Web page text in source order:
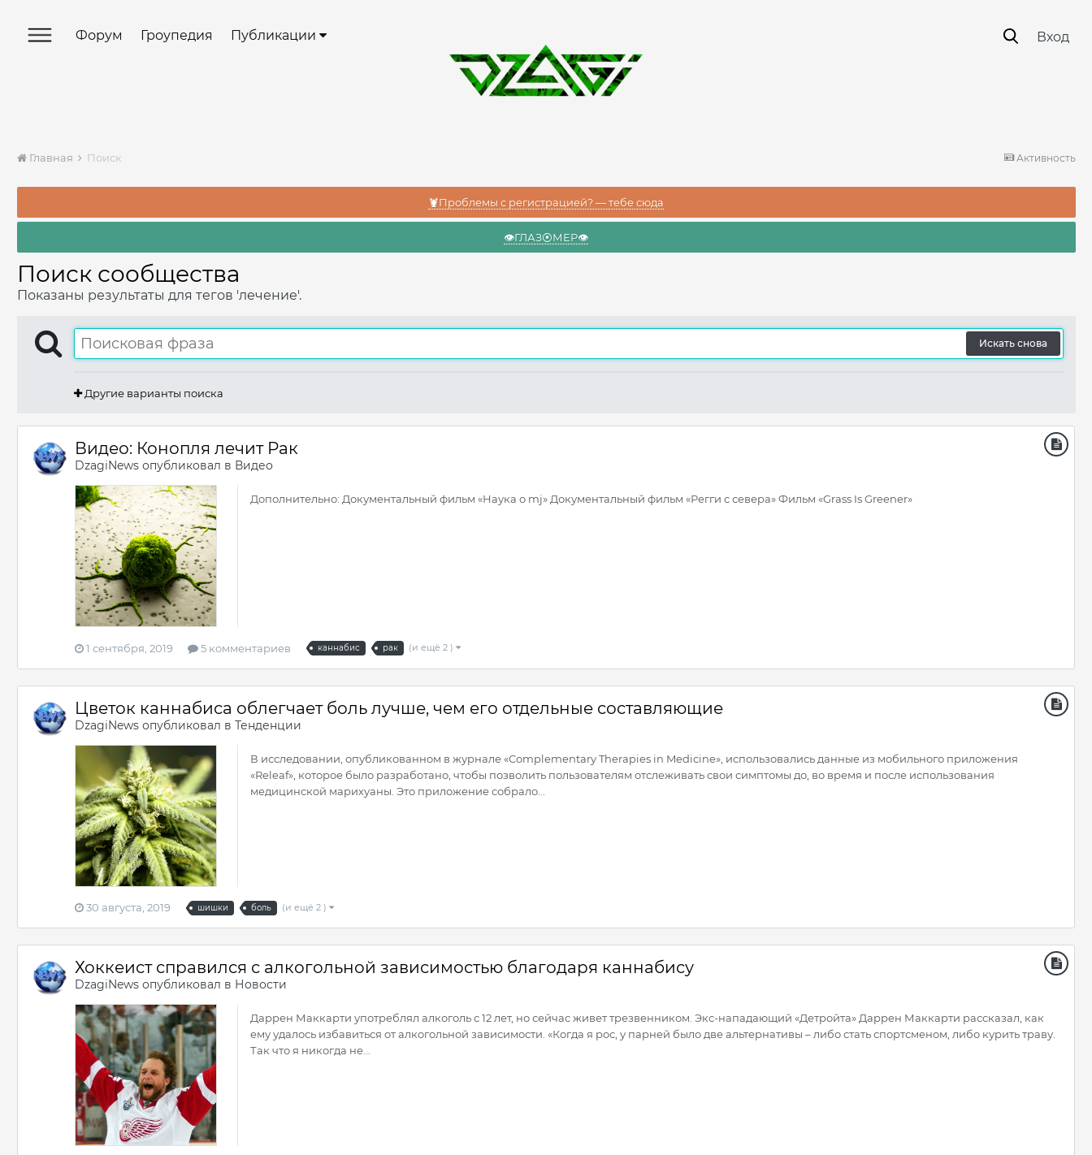
Форум Гроупедия Публикации Вход
Активность
Главная Поиск
🦞Проблемы с регистрацией? — тебе сюда
👁️ГЛАЗ⦿МЕР👁️
Поиск сообщества
Показаны результаты для тегов 'лечение'.
Искать снова
Другие варианты поиска
Видео: Конопля лечит Рак
DzagiNews опубликовал в Видео
Дополнительно: Документальный фильм «Наука о mj» Документальный фильм «Регги с севера» Фильм «Grass Is Greener»
1 сентября, 2019 5 комментариев каннабис рак (и ещё 2 )
Цветок каннабиса облегчает боль лучше, чем его отдельные составляющие
DzagiNews опубликовал в Тенденции
В исследовании, опубликованном в журнале «Complementary Therapies in Medicine», использовались данные из мобильного приложения
«Releaf», которое было разработано, чтобы позволить пользователям отслеживать свои симптомы до, во время и после использования
медицинской марихуаны. Это приложение собрало...
30 августа, 2019 шишки боль (и ещё 2 )
Хоккеист справился с алкогольной зависимостью благодаря каннабису
DzagiNews опубликовал в Новости
Даррен Маккарти употреблял алкоголь с 12 лет, но сейчас живет трезвенником. Экс-нападающий «Детройта» Даррен Маккарти рассказал, как
ему удалось избавиться от алкогольной зависимости. «Когда я рос, у парней было две альтернативы – либо стать спортсменом, либо курить траву.
Так что я никогда не...